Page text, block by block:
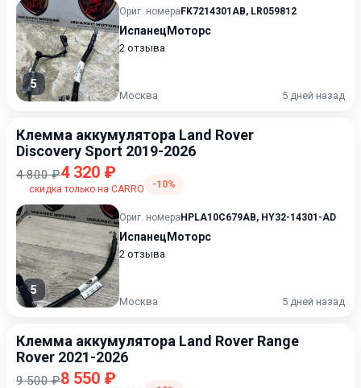
5
Ориг. номера FK7214301AB, LR059812
ИспанецМоторс
2 отзыва
Москва 5 дней назад
Клемма аккумулятора Land Rover
Discovery Sport 2019-2026
4 800 ₽4 320 ₽
скидка только на CARRO -10%
5
Ориг. номера HPLA10C679AB, HY32-14301-AD
ИспанецМоторс
2 отзыва
Москва 5 дней назад
Клемма аккумулятора Land Rover Range
Rover 2021-2026
9 500 ₽8 550 ₽